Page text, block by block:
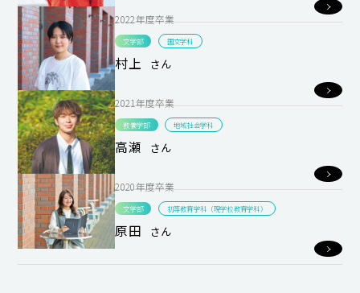
2022年度卒業
文学部 国文学科
村上 さん
2021年度卒業
教養学部 地域社会学科
高瀬 さん
2020年度卒業
文学部 初等教育学科（現学校教育学科）
原田 さん